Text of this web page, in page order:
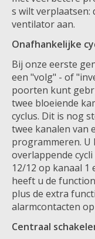
s wilt verplaatsen:
ventilator aan.
Onafhankelijke
Bij onze eerste
een "volg" - of
poorten kunt
twee bloeiende
cyclus. Dit is nog
twee kanalen van
programmeren. U
overlappende
12/12 op kanaal 1
heeft u de
plus de extra
alarmcontacten
Centraal